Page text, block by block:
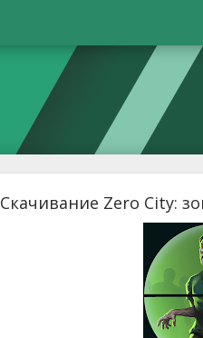
Скачивание Zero City: